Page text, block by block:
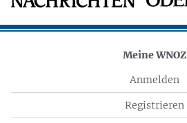
Meine WNOZ
Anmelden
Registrieren